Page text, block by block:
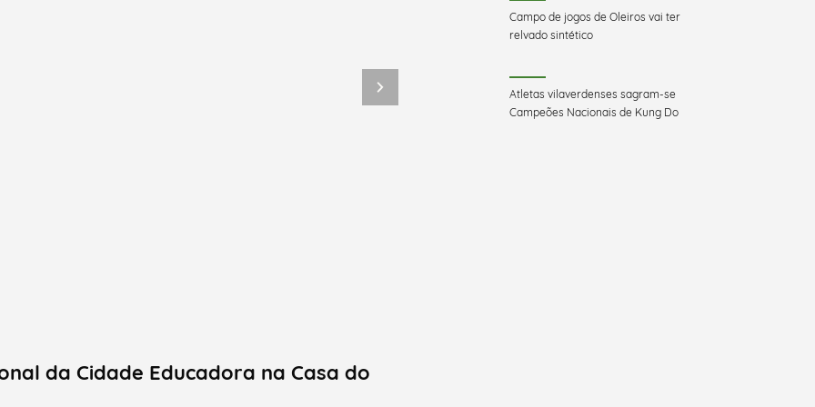
da Cidade Educadora na Casa do
Campo de jogos de Oleiros vai ter
relvado sintético
Atletas vilaverdenses sagram-se
Campeões Nacionais de Kung Do